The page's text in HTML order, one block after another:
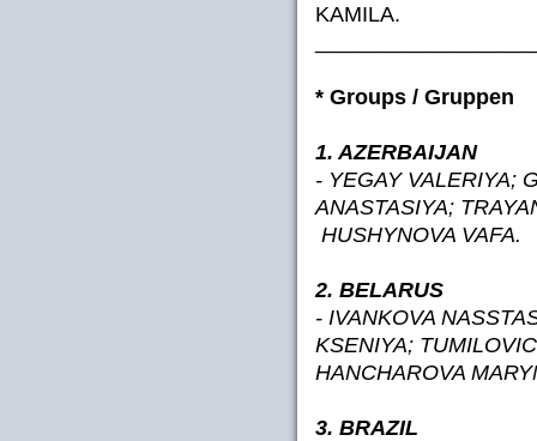
KAMILA.
* Groups / Gruppen
1. AZERBAIJAN
- YEGAY VALERIYA;
ANASTASIYA;
HUSHYNOVA VAFA.
2. BELARUS
- IVANKOVA
KSENIYA;
HANCHAROVA
3. BRAZIL